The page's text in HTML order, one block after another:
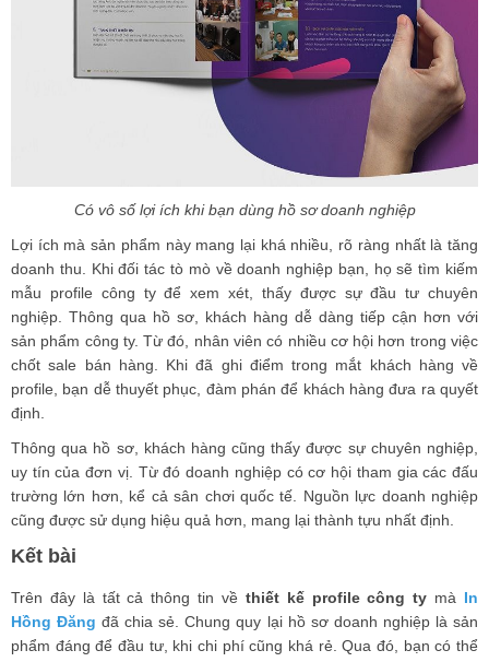
Có vô số lợi ích khi bạn dùng hồ sơ doanh nghiệp
Lợi ích mà sản phẩm này mang lại khá nhiều, rõ ràng nhất là tăng
doanh thu. Khi đối tác tò mò về doanh nghiệp bạn, họ sẽ tìm kiếm
mẫu profile công ty để xem xét, thấy được sự đầu tư chuyên
nghiệp. Thông qua hồ sơ, khách hàng dễ dàng tiếp cận hơn với
sản phẩm công ty. Từ đó, nhân viên có nhiều cơ hội hơn trong việc
chốt sale bán hàng. Khi đã ghi điểm trong mắt khách hàng về
profile, bạn dễ thuyết phục, đàm phán để khách hàng đưa ra quyết
định.
Thông qua hồ sơ, khách hàng cũng thấy được sự chuyên nghiệp,
uy tín của đơn vị. Từ đó doanh nghiệp có cơ hội tham gia các đấu
trường lớn hơn, kể cả sân chơi quốc tế. Nguồn lực doanh nghiệp
cũng được sử dụng hiệu quả hơn, mang lại thành tựu nhất định.
Kết bài
Trên đây là tất cả thông tin về thiết kế profile công ty mà In
Hồng Đăng đã chia sẻ. Chung quy lại hồ sơ doanh nghiệp là sản
phẩm đáng để đầu tư, khi chi phí cũng khá rẻ. Qua đó, bạn có thể